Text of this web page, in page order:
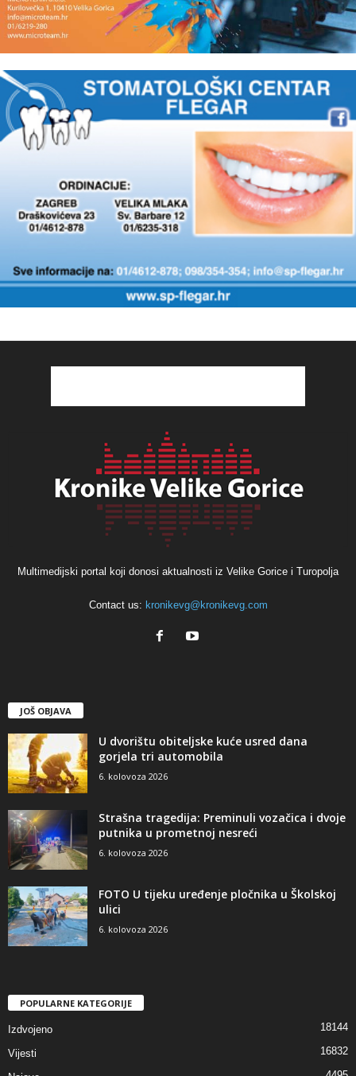
Multimedijski portal koji donosi aktualnosti iz Velike Gorice i Turopolja
Contact us: kronikevg@kronikevg.com
JOŠ OBJAVA
U dvorištu obiteljske kuće usred dana
gorjela tri automobila
6. kolovoza 2026
Strašna tragedija: Preminuli vozačica i dvoje
putnika u prometnoj nesreći
6. kolovoza 2026
FOTO U tijeku uređenje pločnika u Školskoj
ulici
6. kolovoza 2026
POPULARNE KATEGORIJE
Izdvojeno 18144
Vijesti 16832